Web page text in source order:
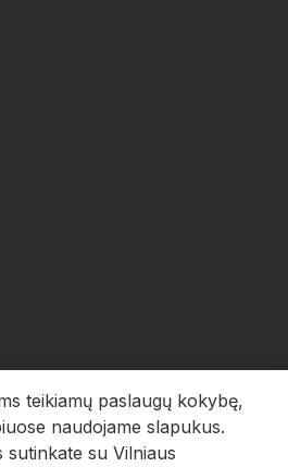
Vilnius
teikiamų paslaugų kokybę,
naudojame slapukus.
sutinkate su Vilniaus